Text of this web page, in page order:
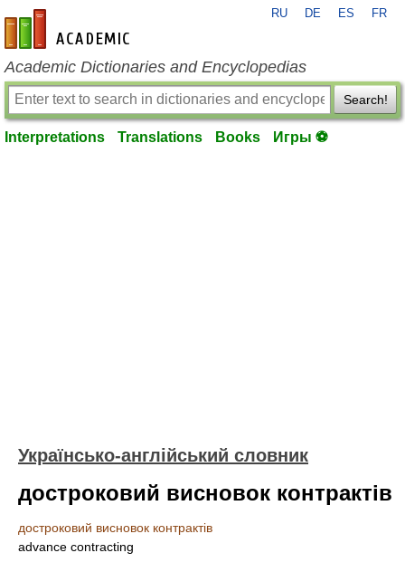
en-academic.com
RU DE ES FR
Academic Dictionaries and Encyclopedias
Search!
Interpretations Translations Books Игры ⚽
Українсько-англійський словник
достроковий висновок контрактів
достроковий висновок контрактів
advance contracting